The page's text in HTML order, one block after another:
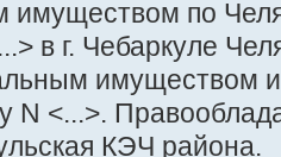
имуществом по
в г. Чебаркуле
имуществом
N <...>.
КЭЧ района.